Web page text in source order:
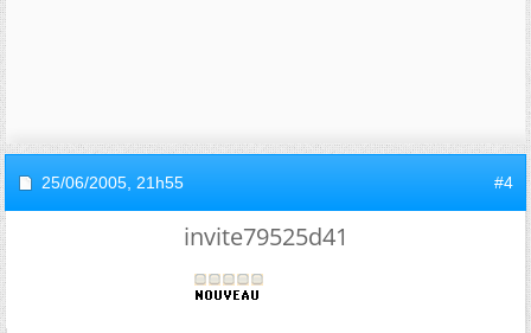
25/06/2005, 21h55 #4
invite79525d41